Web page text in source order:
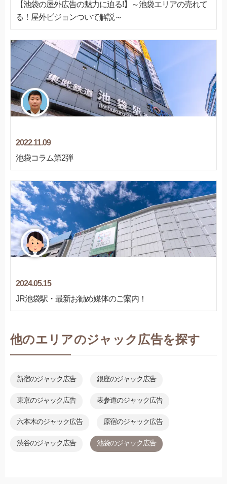
【池袋の屋外広告の魅力に迫る!】～池袋エリアの売れて
る！屋外ビジョンついて解説～
2022.11.09
池袋コラム第2弾
2024.05.15
JR池袋駅・最新お勧め媒体のご案内！
他のエリアのジャック広告を探す
新宿のジャック広告 銀座のジャック広告
東京のジャック広告 表参道のジャック広告
六本木のジャック広告 原宿のジャック広告
渋谷のジャック広告 池袋のジャック広告